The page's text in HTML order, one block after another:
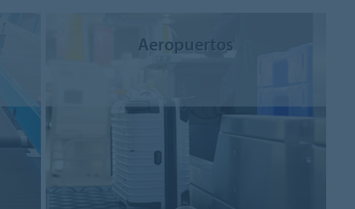
Aeropuertos